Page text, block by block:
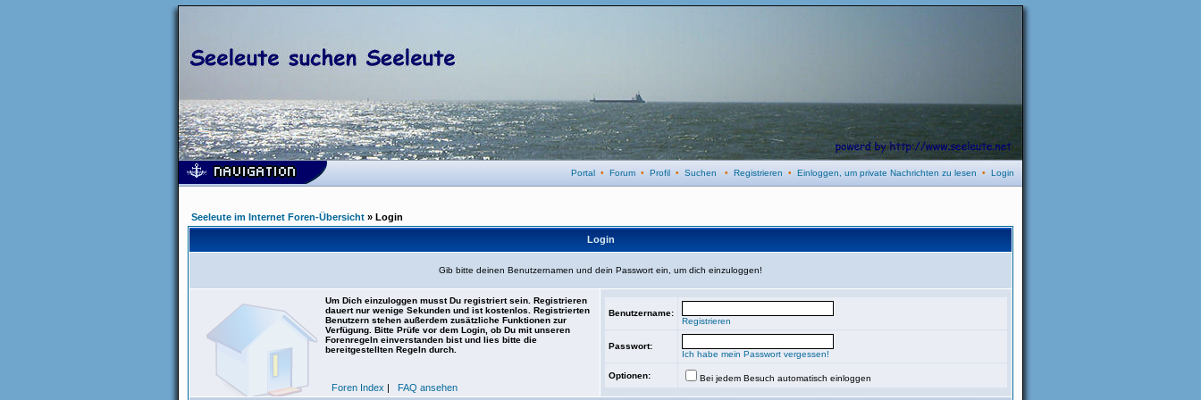
Portal • Forum • Profil • Suchen • Registrieren • Einloggen, um private Nachrichten zu lesen • Login
Seeleute im Internet Foren-Übersicht » Login
Login
Gib bitte deinen Benutzernamen und dein Passwort ein, um dich einzuloggen!
Um Dich einzuloggen musst Du registriert sein. Registrieren
dauert nur wenige Sekunden und ist kostenlos. Registrierten
Benutzern stehen außerdem zusätzliche Funktionen zur
Verfügung. Bitte Prüfe vor dem Login, ob Du mit unseren
Forenregeln einverstanden bist und lies bitte die
bereitgestellten Regeln durch.
Foren Index | FAQ ansehen
Benutzername:
Registrieren
Passwort:
Ich habe mein Passwort vergessen!
Optionen: Bei jedem Besuch automatisch einloggen